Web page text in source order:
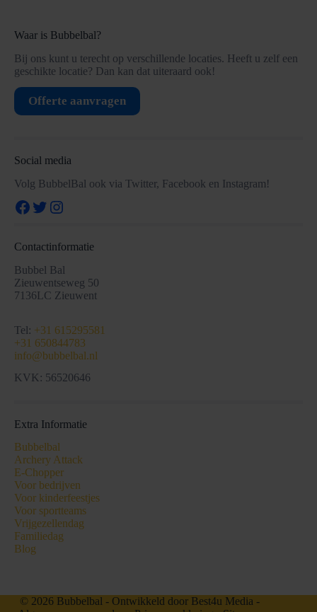
Waar is Bubbelbal?
Bij ons kunt u terecht op verschillende locaties. Heeft u zelf een
geschikte locatie? Dan kan dat uiteraard ook!
Offerte aanvragen
Social media
Volg BubbelBal ook via Twitter, Facebook en Instagram!
Facebook
Twitter
Instagram
Contactinformatie
Bubbel Bal
Zieuwentseweg 50
7136LC Zieuwent
Tel: +31 615295581
+31 650844783
info@bubbelbal.nl
KVK: 56520646
Extra Informatie
Bubbelbal
Archery Attack
E-Chopper
Voor bedrijven
Voor kinderfeestjes
Voor sportteams
Vrijgezellendag
Familiedag
Blog
© 2026 Bubbelbal - Ontwikkeld door Best4u Media -